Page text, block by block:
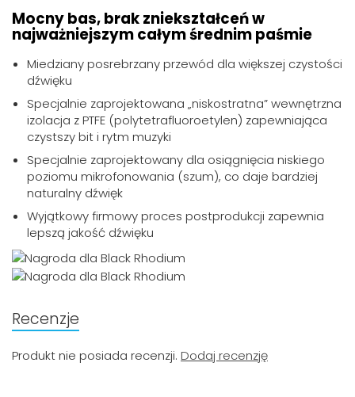
Mocny bas, brak zniekształceń w
najważniejszym całym średnim paśmie
Miedziany posrebrzany przewód dla większej czystości
dźwięku
Specjalnie zaprojektowana „niskostratna” wewnętrzna
izolacja z PTFE (polytetrafluoroetylen) zapewniająca
czystszy bit i rytm muzyki
Specjalnie zaprojektowany dla osiągnięcia niskiego
poziomu mikrofonowania (szum), co daje bardziej
naturalny dźwięk
Wyjątkowy firmowy proces postprodukcji zapewnia
lepszą jakość dźwięku
Recenzje
Produkt nie posiada recenzji. Dodaj recenzję